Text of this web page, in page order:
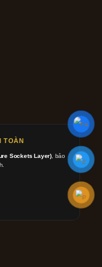
TOÀN
Sockets Layer) , bảo